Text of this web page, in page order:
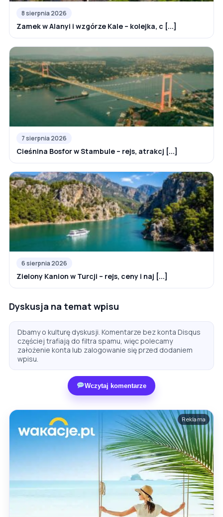
8 sierpnia 2026
Zamek w Alanyi i wzgórze Kale – kolejka, c [...]
7 sierpnia 2026
Cieśnina Bosfor w Stambule – rejs, atrakcj [...]
6 sierpnia 2026
Zielony Kanion w Turcji – rejs, ceny i naj [...]
Dyskusja na temat wpisu
Dbamy o kulturę dyskusji. Komentarze bez konta Disqus
częściej trafiają do filtra spamu, więc polecamy
założenie konta lub zalogowanie się przed dodaniem
wpisu.
Wczytaj komentarze
Reklama